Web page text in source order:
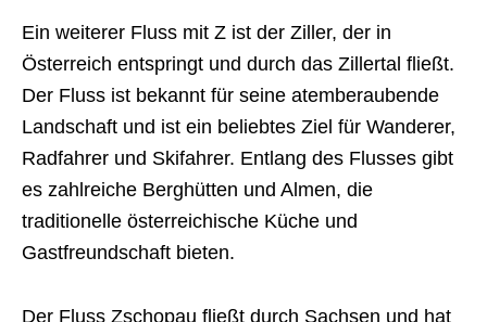
Ein weiterer Fluss mit Z ist der Ziller, der in
Österreich entspringt und durch das Zillertal fließt.
Der Fluss ist bekannt für seine atemberaubende
Landschaft und ist ein beliebtes Ziel für Wanderer,
Radfahrer und Skifahrer. Entlang des Flusses gibt
es zahlreiche Berghütten und Almen, die
traditionelle österreichische Küche und
Gastfreundschaft bieten.
Der Fluss Zschopau fließt durch Sachsen und hat